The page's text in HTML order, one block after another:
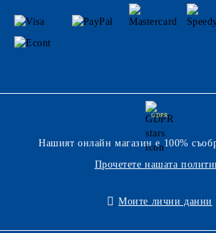
GDPR
Нашият онлайн магазин е 100%
Прочетете нашата
Моите лични данни